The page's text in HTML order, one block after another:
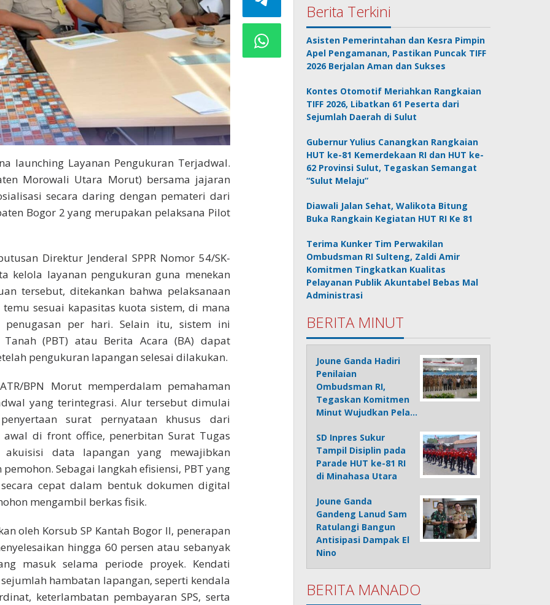
launching Layanan Pengukuran Terjadwal.
Morowali Utara Morut) bersama jajaran
secara daring dengan pemateri dari
Bogor 2 yang merupakan pelaksana Pilot
Direktur Jenderal SPPR Nomor 54/SK-
kelola layanan pengukuran guna menekan
tersebut, ditekankan bahwa pelaksanaan
sesuai kapasitas kuota sistem, di mana
per hari. Selain itu, sistem ini
(PBT) atau Berita Acara (BA) dapat
pengukuran lapangan selesai dilakukan.
BPN Morut memperdalam pemahaman
yang terintegrasi. Alur tersebut dimulai
surat pernyataan khusus dari
di front office, penerbitan Surat Tugas
data lapangan yang mewajibkan
Sebagai langkah efisiensi, PBT yang
cepat dalam bentuk dokumen digital
mengambil berkas fisik.
oleh Korsub SP Kantah Bogor II, penerapan
hingga 60 persen atau sebanyak
masuk selama periode proyek. Kendati
hambatan lapangan, seperti kendala
keterlambatan pembayaran SPS, serta
Berita Terkini
Asisten Pemerintahan dan Kesra Pimpin
Apel Pengamanan, Pastikan Puncak TIFF
2026 Berjalan Aman dan Sukses
Kontes Otomotif Meriahkan Rangkaian
TIFF 2026, Libatkan 61 Peserta dari
Sejumlah Daerah di Sulut
Gubernur Yulius Canangkan Rangkaian
HUT ke-81 Kemerdekaan RI dan HUT ke-
62 Provinsi Sulut, Tegaskan Semangat
“Sulut Melaju”
Diawali Jalan Sehat, Walikota Bitung
Buka Rangkain Kegiatan HUT RI Ke 81
Terima Kunker Tim Perwakilan
Ombudsman RI Sulteng, Zaldi Amir
Komitmen Tingkatkan Kualitas
Pelayanan Publik Akuntabel Bebas Mal
Administrasi
BERITA MINUT
Joune Ganda Hadiri
Penilaian
Ombudsman RI,
Tegaskan Komitmen
Minut Wujudkan Pela…
SD Inpres Sukur
Tampil Disiplin pada
Parade HUT ke-81 RI
di Minahasa Utara
Joune Ganda
Gandeng Lanud Sam
Ratulangi Bangun
Antisipasi Dampak El
Nino
BERITA MANADO